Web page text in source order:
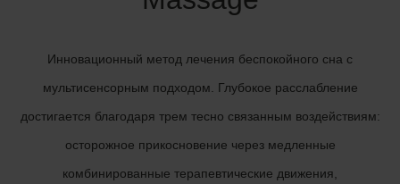
Инновационный метод лечения беспокойного сна с
мультисенсорным подходом. Глубокое расслабление
достигается благодаря трем тесно связанным воздействиям:
осторожное прикосновение через медленные
комбинированные терапевтические движения,